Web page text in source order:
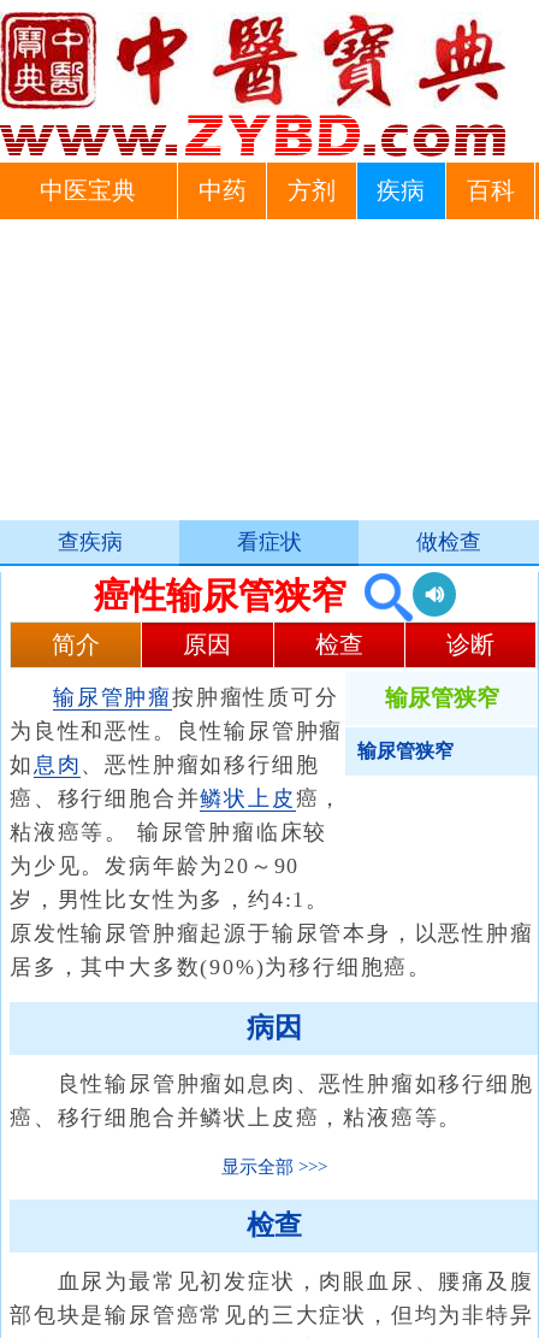
中医宝典 中药 方剂 疾病 百科
查疾病 看症状 做检查
癌性输尿管狭窄
简介 原因 检查 诊断
输尿管狭窄
输尿管狭窄
输尿管肿瘤按肿瘤性质可分
为良性和恶性。良性输尿管肿瘤
如息肉 、恶性肿瘤如移行细胞
癌、移行细胞合并鳞状上皮癌，
粘液癌等。 输尿管肿瘤临床较
为少见。发病年龄为20～90
岁，男性比女性为多，约4:1。
原发性输尿管肿瘤起源于输尿管本身，以恶性肿瘤
居多，其中大多数(90%)为移行细胞癌。
病因
良性输尿管肿瘤如息肉、恶性肿瘤如移行细胞
癌、移行细胞合并鳞状上皮癌，粘液癌等。
显示全部
检查
血尿为最常见初发症状，肉眼血尿、腰痛及腹
部包块是输尿管癌常见的三大症状，但均为非特异